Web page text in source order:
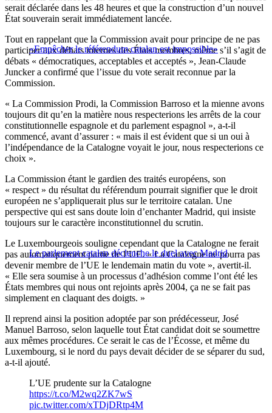
serait déclarée dans les 48 heures et que la construction d’un nouvel
État souverain serait immédiatement lancée.
«Empêcher le référendum catalan est impossible»
Tout en rappelant que la Commission avait pour principe de ne pas
participer aux débats internes des États membres, même s’il s’agit de
débats « démocratiques, acceptables et acceptés », Jean-Claude
Juncker a confirmé que l’issue du vote serait reconnue par la
Commission.
« La Commission Prodi, la Commission Barroso et la mienne avons
toujours dit qu’en la matière nous respecterions les arrêts de la cour
constitutionnelle espagnole et du parlement espagnol », a-t-il
commencé, avant d’assurer : « mais il est évident que si un oui à
l’indépendance de la Catalogne voyait le jour, nous respecterions ce
choix ».
La Commission étant le gardien des traités européens, son
« respect » du résultat du référendum pourrait signifier que le droit
européen ne s’appliquerait plus sur le territoire catalan. Une
perspective qui est sans doute loin d’enchanter Madrid, qui insiste
toujours sur le caractère inconstitutionnel du scrutin.
Le parlement catalan déclenche le duel avec Madrid
Le Luxembourgeois souligne cependant que la Catalogne ne ferait
pas automatiquement partie de l’UE. « La Catalogne ne pourra pas
devenir membre de l’UE le lendemain matin du vote », avertit-il.
« Elle sera soumise à un processus d’adhésion comme l’ont été les
États membres qui nous ont rejoints après 2004, ça ne se fait pas
simplement en claquant des doigts. »
Il reprend ainsi la position adoptée par son prédécesseur, José
Manuel Barroso, selon laquelle tout État candidat doit se soumettre
aux mêmes procédures. Ce serait le cas de l’Écosse, et même du
Luxembourg, si le nord du pays devait décider de se séparer du sud,
a-t-il ajouté.
L’UE prudente sur la Catalogne
https://t.co/M2wq2ZK7wS
pic.twitter.com/xTDjDRtp4M